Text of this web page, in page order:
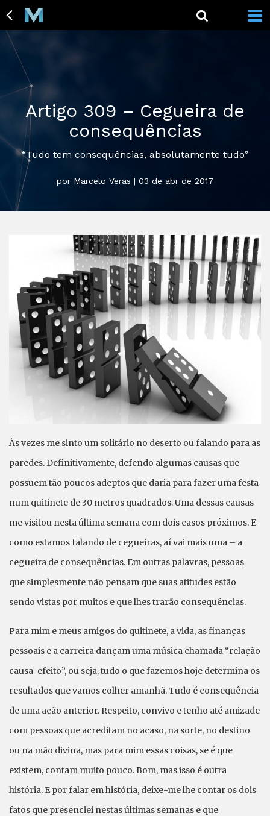
Artigo 309 – Cegueira de
consequências
“Tudo tem consequências, absolutamente tudo”
por Marcelo Veras | 03 de abr de 2017
Às vezes me sinto um solitário no deserto ou falando para as
paredes. Definitivamente, defendo algumas causas que
possuem tão poucos adeptos que daria para fazer uma festa
num quitinete de 30 metros quadrados. Uma dessas causas
me visitou nesta última semana com dois casos próximos. E
como estamos falando de cegueiras, aí vai mais uma – a
cegueira de consequências. Em outras palavras, pessoas
que simplesmente não pensam que suas atitudes estão
sendo vistas por muitos e que lhes trarão consequências.
Para mim e meus amigos do quitinete, a vida, as finanças
pessoais e a carreira dançam uma música chamada “relação
causa-efeito”, ou seja, tudo o que fazemos hoje determina os
resultados que vamos colher amanhã. Tudo é consequência
de uma ação anterior. Respeito, convivo e tenho até amizade
com pessoas que acreditam no acaso, na sorte, no destino
ou na mão divina, mas para mim essas coisas, se é que
existem, contam muito pouco. Bom, mas isso é outra
história. E por falar em história, deixe-me lhe contar os dois
fatos que presenciei nestas últimas semanas e que